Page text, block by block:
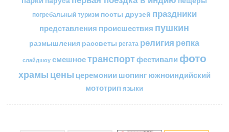
погребальный туризм посты друзей праздники
представления происшествия пушкин
размышления рассветы регата религия репка
слайдшоу смешноетранспортфестивали фото
храмы цены церемонии шопингюжноиндийский
мототрип языки